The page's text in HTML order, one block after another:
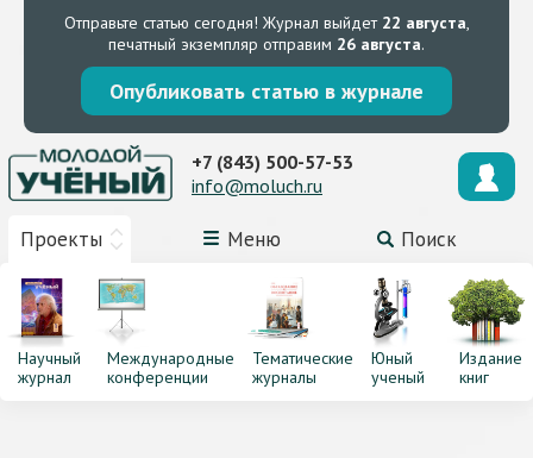
Отправьте статью сегодня! Журнал выйдет 22 августа,
печатный экземпляр отправим 26 августа.
Опубликовать статью в журнале
Проекты Меню Поиск
+7 (843) 500-57-53
info@moluch.ru
Научный
журнал
Международные
конференции
Тематические
журналы
Юный
ученый
Издание
книг